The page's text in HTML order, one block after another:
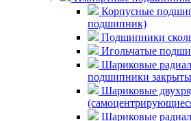
Корпусные
подшипник)
Подшипники
Игольчатые
Шариковые
подшипники
Шариковые
Шариковые